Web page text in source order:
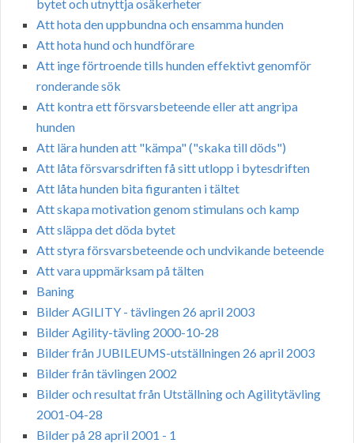
bytet och utnyttja osäkerheter
Att hota den uppbundna och ensamma hunden
Att hota hund och hundförare
Att inge förtroende tills hunden effektivt genomför
ronderande sök
Att kontra ett försvarsbeteende eller att angripa
hunden
Att lära hunden att "kämpa" ("skaka till döds")
Att låta försvarsdriften få sitt utlopp i bytesdriften
Att låta hunden bita figuranten i tältet
Att skapa motivation genom stimulans och kamp
Att släppa det döda bytet
Att styra försvarsbeteende och undvikande beteende
Att vara uppmärksam på tälten
Baning
Bilder AGILITY - tävlingen 26 april 2003
Bilder Agility-tävling 2000-10-28
Bilder från JUBILEUMS-utställningen 26 april 2003
Bilder från tävlingen 2002
Bilder och resultat från Utställning och Agilitytävling
2001-04-28
Bilder på 28 april 2001 - 1